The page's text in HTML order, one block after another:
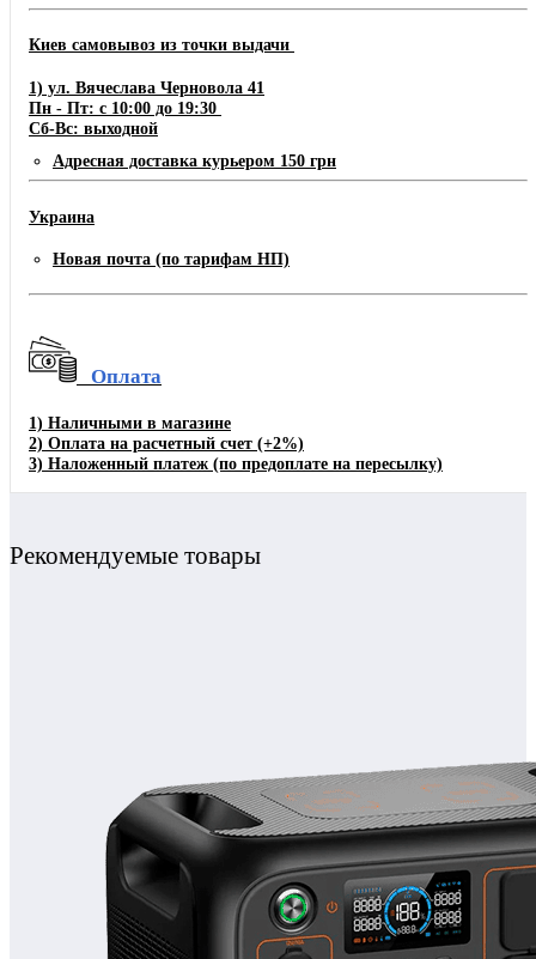
Киев самовывоз из точки выдачи
1) ул. Вячеслава Черновола 41
Пн - Пт: с 10:00 до 19:30
Сб-Вс: выходной
Адресная доставка курьером 150 грн
Украина
Новая почта (по тарифам НП)
Оплата
1) Наличными в магазине
2) Оплата на расчетный счет (+2%)
3) Наложенный платеж (по предоплате на пересылку)
Рекомендуемые товары